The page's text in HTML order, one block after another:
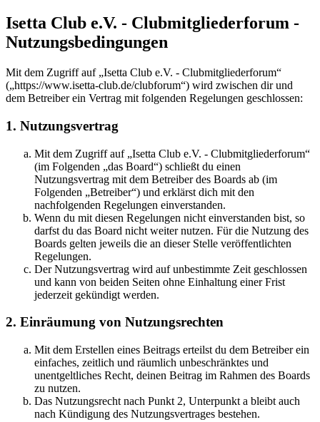
Isetta Club e.V. - Clubmitgliederforum -
Nutzungsbedingungen
Mit dem Zugriff auf „Isetta Club e.V. - Clubmitgliederforum“
(„https://www.isetta-club.de/clubforum“) wird zwischen dir und
dem Betreiber ein Vertrag mit folgenden Regelungen geschlossen:
1. Nutzungsvertrag
Mit dem Zugriff auf „Isetta Club e.V. - Clubmitgliederforum“
(im Folgenden „das Board“) schließt du einen
Nutzungsvertrag mit dem Betreiber des Boards ab (im
Folgenden „Betreiber“) und erklärst dich mit den
nachfolgenden Regelungen einverstanden.
Wenn du mit diesen Regelungen nicht einverstanden bist, so
darfst du das Board nicht weiter nutzen. Für die Nutzung des
Boards gelten jeweils die an dieser Stelle veröffentlichten
Regelungen.
Der Nutzungsvertrag wird auf unbestimmte Zeit geschlossen
und kann von beiden Seiten ohne Einhaltung einer Frist
jederzeit gekündigt werden.
2. Einräumung von Nutzungsrechten
Mit dem Erstellen eines Beitrags erteilst du dem Betreiber ein
einfaches, zeitlich und räumlich unbeschränktes und
unentgeltliches Recht, deinen Beitrag im Rahmen des Boards
zu nutzen.
Das Nutzungsrecht nach Punkt 2, Unterpunkt a bleibt auch
nach Kündigung des Nutzungsvertrages bestehen.